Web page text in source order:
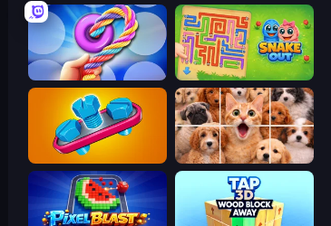
Twisted Tangle Snake Out: Maze Escape
Unscrew Jam 3D Jigpic Solitaire